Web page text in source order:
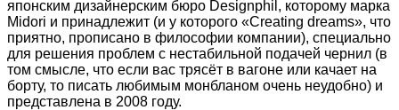
японским дизайнерским бюро Designphil, которому марка
Midori и принадлежит (и у которого «Creating dreams», что
приятно, прописано в философии компании), специально
для решения проблем с нестабильной подачей чернил (в
том смысле, что если вас трясёт в вагоне или качает на
борту, то писать любимым монбланом очень неудобно) и
представлена в 2008 году.